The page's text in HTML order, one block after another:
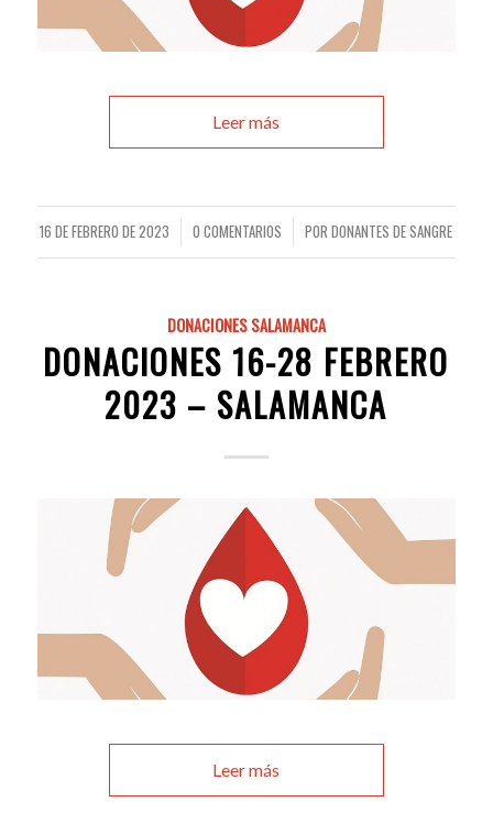
Leer más
16 DE FEBRERO DE 2023
/ 0 COMENTARIOS
/ PORDONANTES DE SANGRE
DONACIONES SALAMANCA
DONACIONES 16-28 FEBRERO
2023 – SALAMANCA
Leer más